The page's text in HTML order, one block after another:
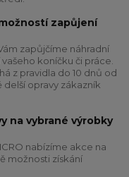
zapůjení
zapůjčíme náhradní
koníčku či práce.
z pravidla do 10 dnů od
delší opravy zákazník
na vybrané výrobky
nabízíme akce na
možnosti získání